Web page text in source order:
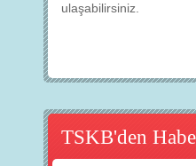
ulaşabilirsiniz.
TSKB'den